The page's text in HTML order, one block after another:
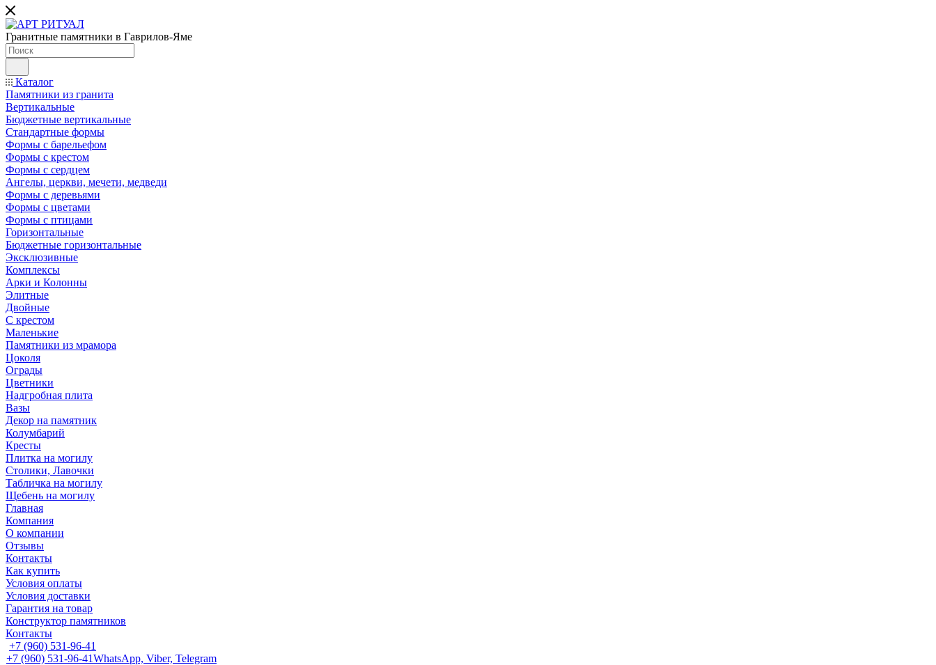
Гранитные памятники в Гаврилов-Яме
Каталог
Памятники из гранита
Вертикальные
Бюджетные вертикальные
Стандартные формы
Формы с барельефом
Формы с крестом
Формы с сердцем
Ангелы, церкви, мечети, медведи
Формы с деревьями
Формы с цветами
Формы с птицами
Горизонтальные
Бюджетные горизонтальные
Эксклюзивные
Комплексы
Арки и Колонны
Элитные
Двойные
С крестом
Маленькие
Памятники из мрамора
Цоколя
Ограды
Цветники
Надгробная плита
Вазы
Декор на памятник
Колумбарий
Кресты
Плитка на могилу
Столики, Лавочки
Табличка на могилу
Щебень на могилу
Главная
Компания
О компании
Отзывы
Контакты
Как купить
Условия оплаты
Условия доставки
Гарантия на товар
Конструктор памятников
Контакты
+7 (960) 531-96-41
+7 (960) 531-96-41WhatsApp, Viber, Telegram